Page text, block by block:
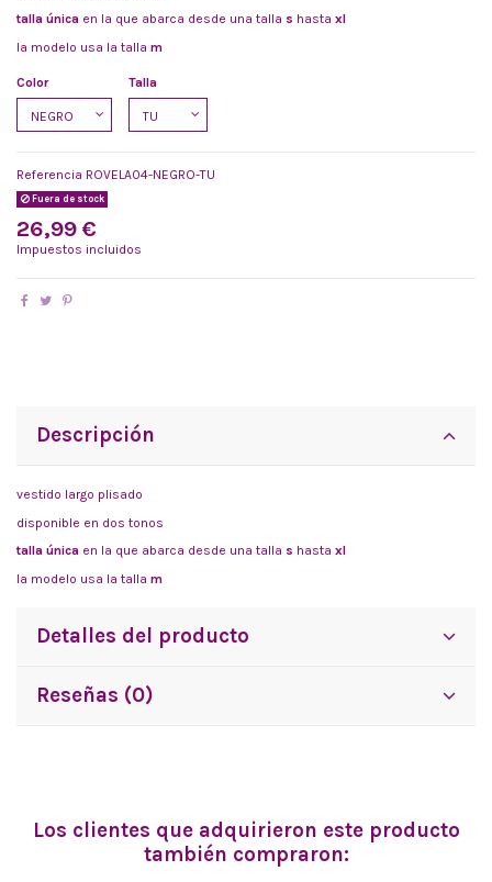
talla única en la que abarca desde una talla s hasta xl
la modelo usa la talla m
Color Talla
Referencia ROVELA04-NEGRO-TU
Fuera de stock
26,99 €
Impuestos incluidos
Descripción
vestido largo plisado
disponible en dos tonos
talla única en la que abarca desde una talla s hasta xl
la modelo usa la talla m
Detalles del producto
Reseñas (0)
Los clientes que adquirieron este producto
también compraron: